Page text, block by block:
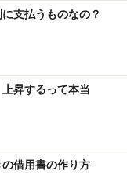
支払うものなの？
昇するって本当
借用書の作り方